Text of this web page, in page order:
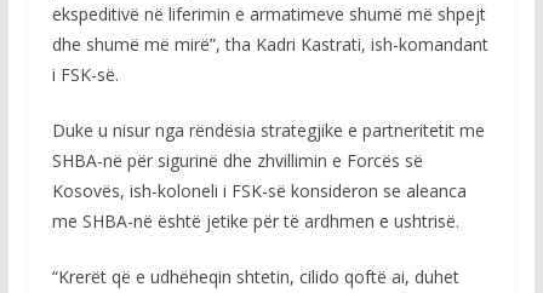
ekspeditivë në liferimin e armatimeve shumë më shpejt
dhe shumë më mirë”, tha Kadri Kastrati, ish-komandant
i FSK-së.
Duke u nisur nga rëndësia strategjike e partneritetit me
SHBA-në për sigurinë dhe zhvillimin e Forcës së
Kosovës, ish-koloneli i FSK-së konsideron se aleanca
me SHBA-në është jetike për të ardhmen e ushtrisë.
“Krerët që e udhëheqin shtetin, cilido qoftë ai, duhet